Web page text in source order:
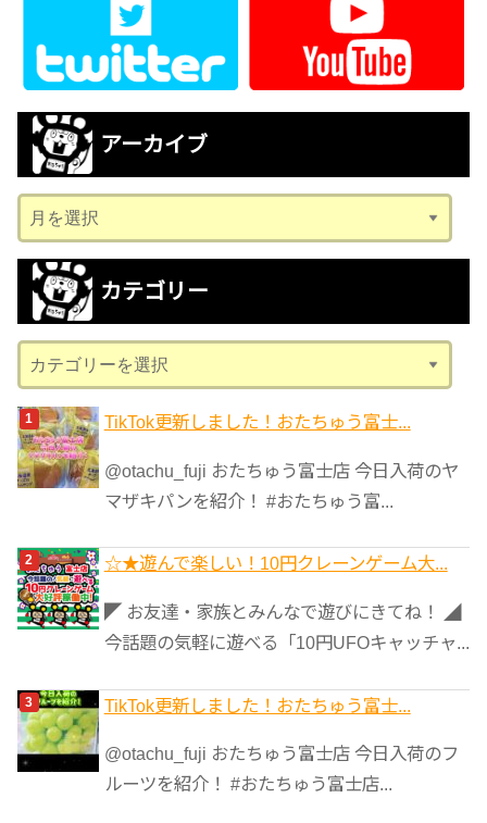
アーカイブ
ー
カ
ブ
カテゴリー
テ
ゴ
リ
ー
TikTok更新しました！おたちゅう富士...
@otachu_fuji おたちゅう富士店 今日入荷のヤ
マザキパンを紹介！ #おたちゅう富...
☆★遊んで楽しい！10円クレーンゲーム大...
◤ お友達・家族とみんなで遊びにきてね！ ◢
今話題の気軽に遊べる「10円UFOキャッチャ...
TikTok更新しました！おたちゅう富士...
@otachu_fuji おたちゅう富士店 今日入荷のフ
ルーツを紹介！ #おたちゅう富士店...